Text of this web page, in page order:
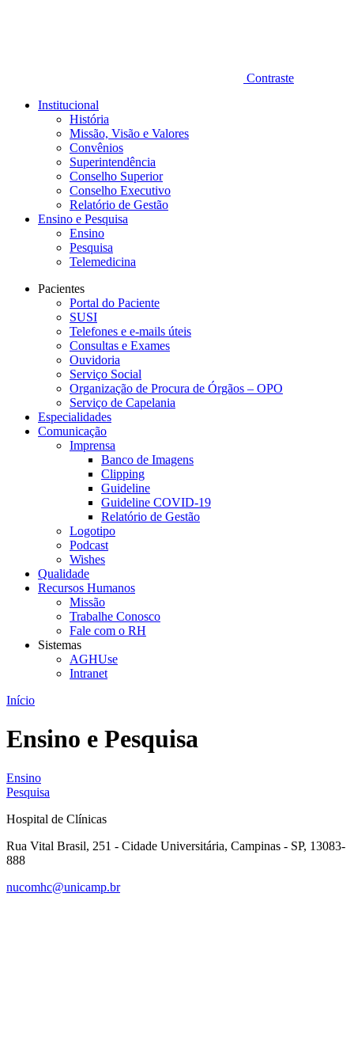
Contraste
Institucional
História
Missão, Visão e Valores
Convênios
Superintendência
Conselho Superior
Conselho Executivo
Relatório de Gestão
Ensino e Pesquisa
Ensino
Pesquisa
Telemedicina
Pacientes
Portal do Paciente
SUSI
Telefones e e-mails úteis
Consultas e Exames
Ouvidoria
Serviço Social
Organização de Procura de Órgãos – OPO
Serviço de Capelania
Especialidades
Comunicação
Imprensa
Banco de Imagens
Clipping
Guideline
Guideline COVID-19
Relatório de Gestão
Logotipo
Podcast
Wishes
Qualidade
Recursos Humanos
Missão
Trabalhe Conosco
Fale com o RH
Sistemas
AGHUse
Intranet
Início
Ensino e Pesquisa
Ensino
Pesquisa
Hospital de Clínicas
Rua Vital Brasil, 251 - Cidade Universitária, Campinas - SP, 13083-
888
nucomhc@unicamp.br